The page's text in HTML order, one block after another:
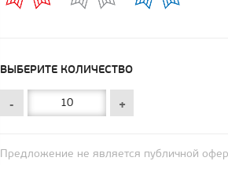
ВЫБЕРИТЕ КОЛИЧЕСТВО
- +
Предложение не является публичной